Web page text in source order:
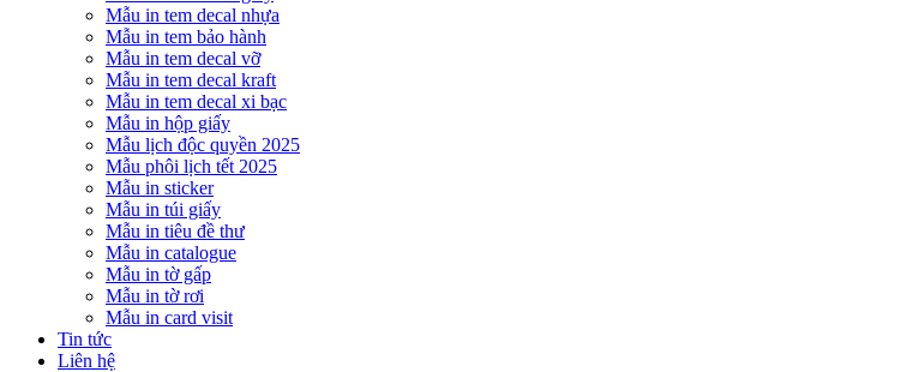
Mẫu in tem decal nhựa
Mẫu in tem bảo hành
Mẫu in tem decal vỡ
Mẫu in tem decal kraft
Mẫu in tem decal xi bạc
Mẫu in hộp giấy
Mẫu lịch độc quyền 2025
Mẫu phôi lịch tết 2025
Mẫu in sticker
Mẫu in túi giấy
Mẫu in tiêu đề thư
Mẫu in catalogue
Mẫu in tờ gấp
Mẫu in tờ rơi
Mẫu in card visit
Tin tức
Liên hệ